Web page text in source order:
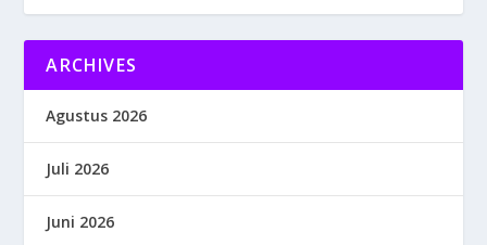
ARCHIVES
Agustus 2026
Juli 2026
Juni 2026